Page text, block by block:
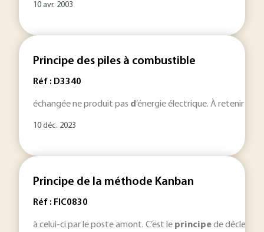
10 avr. 2003
Principe des piles à combustible
Réf : D3340
échangée ne produit pas d’énergie électrique. À retenir
10 déc. 2023
Principe de la méthode Kanban
Réf : FIC0830
à celui-ci par le poste amont. C’est le principede